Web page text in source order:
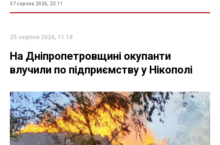
07 серпня 2026, 22:11
25 серпня 2024, 11:18
На Дніпропетровщині окупанти
влучили по підприємству у Нікополі